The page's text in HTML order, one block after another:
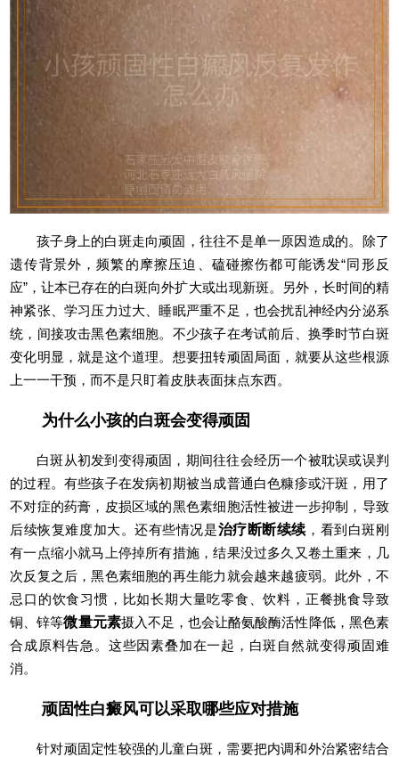
孩子身上的白斑走向顽固，往往不是单一原因造成的。除了
遗传背景外，频繁的摩擦压迫、磕碰擦伤都可能诱发“同形反
应”，让本已存在的白斑向外扩大或出现新斑。另外，长时间的精
神紧张、学习压力过大、睡眠严重不足，也会扰乱神经内分泌系
统，间接攻击黑色素细胞。不少孩子在考试前后、换季时节白斑
变化明显，就是这个道理。想要扭转顽固局面，就要从这些根源
上一一干预，而不是只盯着皮肤表面抹点东西。
为什么小孩的白斑会变得顽固
白斑从初发到变得顽固，期间往往会经历一个被耽误或误判
的过程。有些孩子在发病初期被当成普通白色糠疹或汗斑，用了
不对症的药膏，皮损区域的黑色素细胞活性被进一步抑制，导致
后续恢复难度加大。还有些情况是治疗断断续续 ，看到白斑刚
有一点缩小就马上停掉所有措施，结果没过多久又卷土重来，几
次反复之后，黑色素细胞的再生能力就会越来越疲弱。此外，不
忌口的饮食习惯，比如长期大量吃零食、饮料，正餐挑食导致
铜、锌等微量元素摄入不足，也会让酪氨酸酶活性降低，黑色素
合成原料告急。这些因素叠加在一起，白斑自然就变得顽固难
消。
顽固性白癜风可以采取哪些应对措施
针对顽固定性较强的儿童白斑，需要把内调和外治紧密结合